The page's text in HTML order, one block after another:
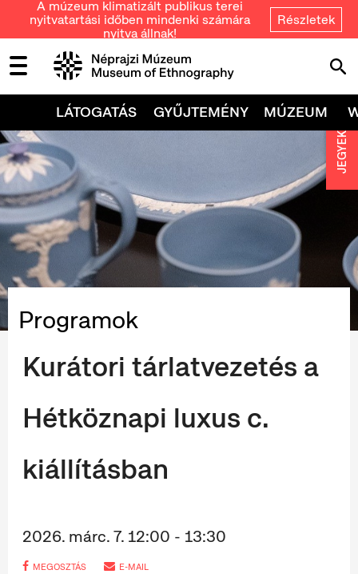
A múzeum klimatizált publikus terei
nyitvatartási időben mindenki számára
nyitva állnak!
Részletek
LÁTOGATÁS GYŰJTEMÉNY MÚZEUM
Programok
Kurátori tárlatvezetés a
Hétköznapi luxus c.
kiállításban
2026. márc. 7. 12:00 - 13:30
MEGOSZTÁS E-MAIL
JEGYEK